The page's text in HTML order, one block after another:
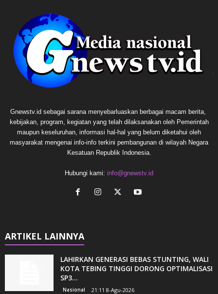
Gnewstv.id sebagai sarana menyebarluaskan berbagai macam berita,
kebijakan, program, kegiatan yang telah dilaksanakan oleh Pemerintah
maupun keseluruhan, informasi hal-hal yang belum diketahui oleh
masyarakat mengenai info-info terkini pembangunan di wilayah Negara
Kesatuan Republik Indonesia.
Hubungi kami: info@gnewstv.id
ARTIKEL LAINNYA
LAHIRKAN GENERASI BEBAS STUNTING, WALI
KOTA TEBING TINGGI DORONG OPTIMALISASI
SP3...
Nasional 21:11 8-Agu-2026